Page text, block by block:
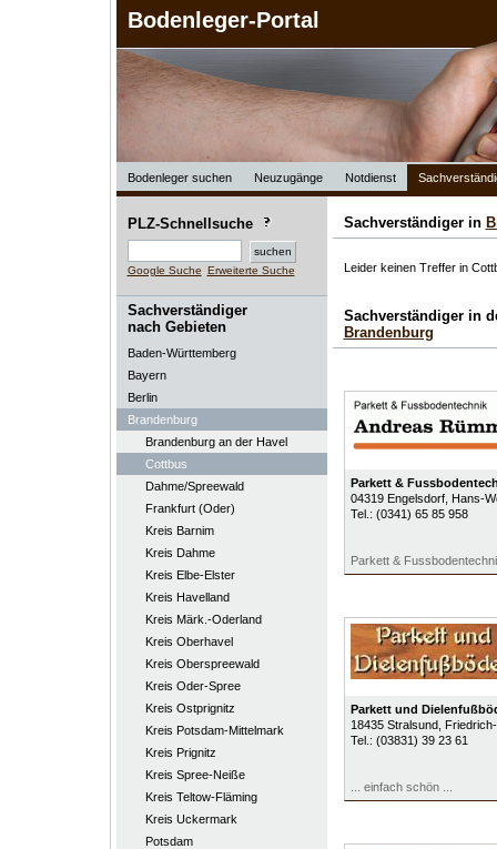
Bodenleger-Portal
Bodenleger suchen Neuzugänge Notdienst
PLZ-Schnellsuche
Google Suche Erweiterte Suche
Sachverständiger
nach Gebieten
Baden-Württemberg
Bayern
Berlin
Brandenburg
Brandenburg an der Havel
Cottbus
Dahme/Spreewald
Frankfurt (Oder)
Kreis Barnim
Kreis Dahme
Kreis Elbe-Elster
Kreis Havelland
Kreis Märk.-Oderland
Kreis Oberhavel
Kreis Oberspreewald
Kreis Oder-Spree
Kreis Ostprignitz
Kreis Potsdam-Mittelmark
Kreis Prignitz
Kreis Spree-Neiße
Kreis Teltow-Fläming
Kreis Uckermark
Potsdam
Sachverständiger in
Leider keinen Treffer in
Sachverständiger in
Brandenburg
Parkett &
04319 Engelsdorf, Hans-
Tel.: (0341) 65 85 958
Parkett &
Parkett und
18435 Stralsund,
Tel.: (03831) 39 23 61
... einfach schön ...